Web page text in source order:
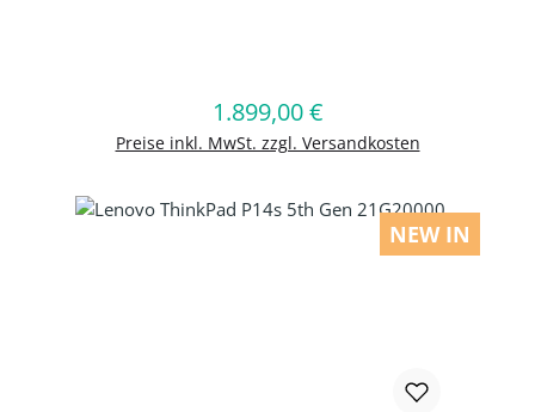
Regulärer Preis:
1.899,00 €
Preise inkl. MwSt. zzgl. Versandkosten
In den Warenkorb
NEW IN